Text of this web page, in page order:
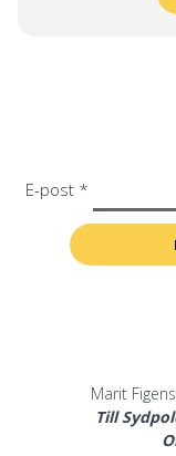
E-post *
Marit
Till